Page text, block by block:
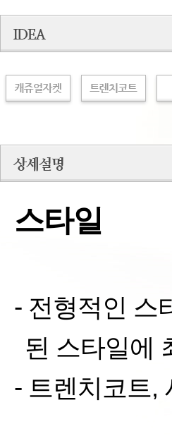
스타일
- 전형적인 스
된 스타일에
- 트렌치코트,